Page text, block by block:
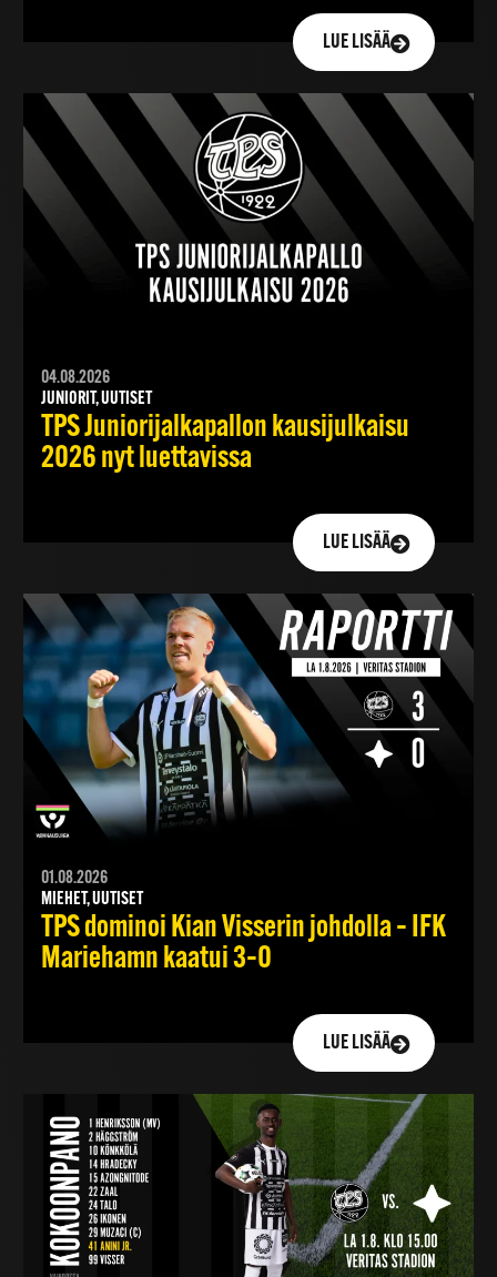
LUE LISÄÄ
04.08.2026
JUNIORIT, UUTISET
TPS Juniorijalkapallon kausijulkaisu
2026 nyt luettavissa
LUE LISÄÄ
01.08.2026
MIEHET, UUTISET
TPS dominoi Kian Visserin johdolla – IFK
Mariehamn kaatui 3–0
LUE LISÄÄ